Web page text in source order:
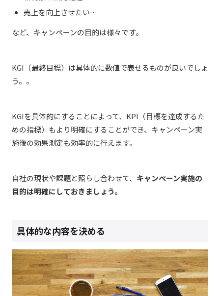
売上を向上させたい…
など、キャンペーンの目的は様々です。
KGI（最終目標）は具体的に数値で表せるものが良いでしょ
う。。
KGIを具体的にすることによって、KPI（目標を達成するた
めの指標）もより明確にすることができ、キャンペーン実
施後の効果測定も効率的に行えます。
自社の現状や課題と照らし合わせて、 キャンペーン実施の
目的は明確にしておきましょう。
具体的な内容を決める